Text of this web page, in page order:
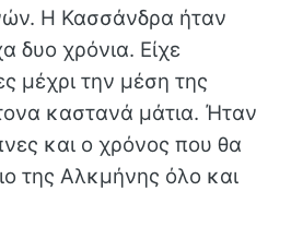
Η Κασσάνδρα ήταν
δυο χρόνια. Είχε
μέχρι την μέση της
καστανά μάτια. Ήταν
και ο χρόνος που θα
της Αλκμήνης όλο και